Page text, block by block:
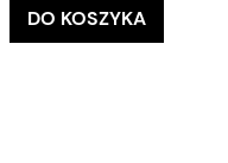
DO KOSZYKA